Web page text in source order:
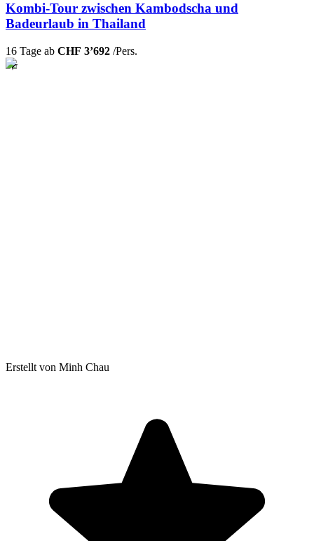
Kombi-Tour zwischen Kambodscha und
Badeurlaub in Thailand
16 Tage ab CHF 3’692 /Pers.
Erstellt von Minh Chau